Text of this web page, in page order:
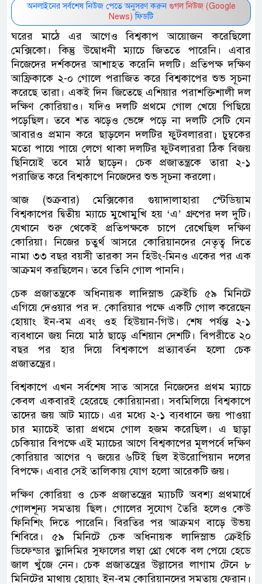
অনলাইনের সর্বশেষ নিউজ পেতে অনুসরণ করুন গুগল নিউজ (Google
News) ফিডটি
ঘরের মাঠে এর আগেও বিশ্বকাপ আয়োজন করেছিলো
মেক্সিকো। কিন্তু উদ্বোধনী ম্যাচে জিততে পারেনি। এবার
নিজেদের দর্শকদের আশাহত করেনি দলটি। প্রতিপক্ষ দক্ষিণ
আফ্রিকাকে ২-০ গোলে পরাজিত করে বিশ্বকাপের শুভ সূচনা
করেছে তারা। একই দিন জিতেছে এশিয়ার পরাশক্তিশালী দল
দক্ষিণ কোরিয়াও। যদিও দলটি প্রথমে গোল খেয়ে পিছিয়ে
পড়েছিল। তবে শত ঝড়েও ভেঙ্গে পড়ে না দলটি সেটি যেন
আবারও প্রমান করে ছাড়লেন দলটির ফুটবলাররা। চুম্বকের
মতো পায়ে পায়ে লেগে থাকা দলটির ফুটবলাররা ঠিক বিজয়
ছিনিয়েই তবে মাঠ ছাড়েন। চেক প্রজাতন্ত্রকে তারা ২-১
পরাজিত করে বিশ্বকাপে নিজেদের শুভ সূচনা করলো।
আজ (শুক্রবার) মেক্সিকোর গুয়াদালাহারা স্টেডিয়াম
বিশ্বকাপের দ্বিতীয় ম্যাচে মুখোমুখি হয় ‘এ’ গ্রুপের দল দুটি।
যেখানে শুরু থেকেই প্রতিপক্ষকে চাপে রেখেছিল দক্ষিণ
কোরিয়া। নিজের চতুর্থ আসরে কোরিয়ানদের নেতৃত্ব দিতে
নামা ৩৩ বছর বয়সী তারকা সন হিউং-মিনও একের পর এক
আক্রমণ করছিলেন। তবে তিনি গোল পাননি।
চেক প্রজাতন্ত্রকে অধিনায়ক লাদিস্লাভ ক্রেইচি ৫৯ মিনিটে
এগিয়ে দেওয়ার পর দ. কোরিয়ার পক্ষে একটি গোল করেছেন
হোয়াং ইন-বম এবং ওহ হিউয়ান-গিউ। শেষ পর্যন্ত ২-১
ব্যবধানে জয় নিয়ে মাঠ ছাড়ে এশিয়ান দেশটি। বিপরীতে ২০
বছর পর হার দিয়ে বিশ্বকাপে প্রত্যাবর্তন হলো চেক
প্রজাতন্ত্রের।
বিশ্বকাপে এখন সর্বশেষ সাত আসরে নিজেদের প্রথম ম্যাচে
কেবল একবারই হেরেছে কোরিয়ানরা। সবমিলিয়ে বিশ্বকাপে
তাদের জয় আট ম্যাচে। এর মধ্যে ২-১ ব্যবধানে জয় পাওয়া
চার ম্যাচেই তারা প্রথমে গোল হজম করেছিল। এ ছাড়া
চেকিয়ার বিপক্ষে এই ম্যাচের আগে বিশ্বকাপের মূলপর্বে দক্ষিণ
কোরিয়ার আগের ৭ জয়ের ৬টিই ছিল ইউরোপিয়ান দলের
বিপক্ষে। এবার সেই তালিকায় যোগ হলো আরেকটি জয়।
দক্ষিণ কোরিয়া ও চেক প্রজাতন্ত্রের ম্যাচটি অবশ্য প্রথমার্ধে
গোলশূন্য সমতায় ছিল। গোলের সুযোগ তৈরি হলেও কেউ
ফিনিশিং দিতে পারেনি। বিরতির পর আক্রমণ বাড়ে উভয়
শিবিরে। ৫৯ মিনিটে চেক অধিনায়ক লাদিস্লাভ ক্রেইচি
ডিফেন্ডার ভ্লাদিমির সুফালের লম্বা থ্রো থেকে বল পেয়ে হেডে
জাল খুঁজে নেন। চেক প্রজাতন্ত্রের উল্লাসের লাগাম টেনে ৮
মিনিটের মাথায় হোয়াং ইন-বম কোরিয়ানদের সমতায় ফেরান।